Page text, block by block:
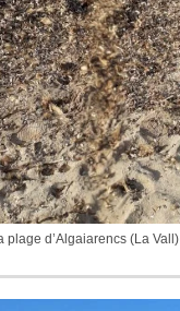
plage d’Algaiarencs (La Vall)